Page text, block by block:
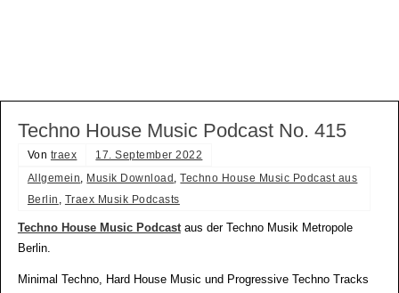
Techno House Music Podcast No. 415
Von traex
17. September 2022
Allgemein
Musik Download ,Techno House Music Podcast aus
Berlin
Traex Musik Podcasts
Techno House Music Podcastaus der Techno Musik Metropole
Berlin.
Minimal Techno, Hard House Music und Progressive Techno Tracks